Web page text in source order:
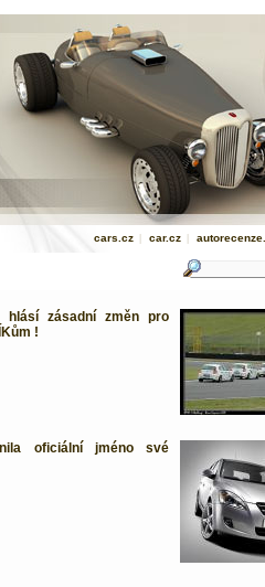
cars.cz | car.cz |
hlásí zásadní změn pro
!
oficiální jméno své